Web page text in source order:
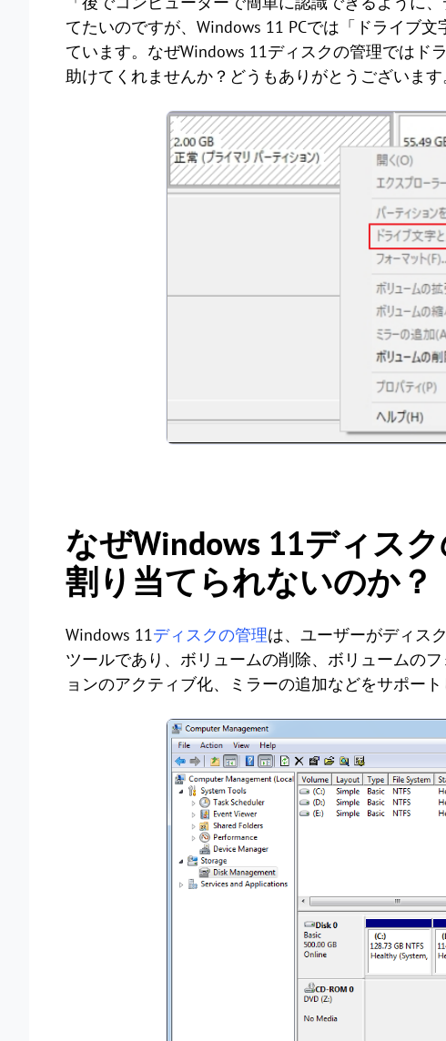
てたいのですが、Windows 11 PCでは「ドライブ
ています。なぜWindows 11ディスクの管理ではド
助けてくれませんか？どうもありがとうございます
なぜWindows 11ディス
割り当てられないのか？
Windows 11ディスクの管理は、ユーザーがディス
ツールであり、ボリュームの削除、ボリュームの
ョンのアクティブ化、ミラーの追加などをサポート